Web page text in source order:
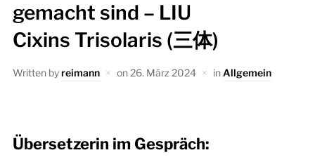
gemacht sind – LIU
Cixins Trisolaris (三体)
Written byreimann on 26. März 2024 in Allgemein
Übersetzerin im Gespräch: